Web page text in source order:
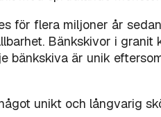
för flera miljoner år
Bänkskivor i granit
bänkskiva är unik
unikt och långvarig